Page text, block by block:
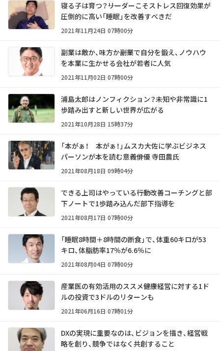
寝る子は育つ？――リーダーこそストレス回復効果が
圧倒的に高い「睡眠」を改善すべきだ
2021年11月24日 07時00分
副業は敵か、味方か――副業で自分を鍛え、ノウハウ
を本業に生かせる会社が若者に人気
2021年11月02日 07時00分
浦島太郎はノンフィクション？――未知や非常識に1
歩踏み出すと新しい世界が広がる
2021年10月28日 15時37分
「本がぁ！ 本がぁ！」ムスカ大佐に学ぶビジネス
パーソンが本を読む意義――俳優 寺田農氏
2021年08月18日 09時04分
できる上司はやっている――行動改善コーチングと部
下ノートで1歩踏み込んだ部下指導を
2021年08月17日 07時00分
「睡眠8時間＋8時間の断食」で、体重60キロが53
キロ、体脂肪率17％が6.6％に
2021年08月04日 07時00分
産業医の有効活用のススメ――健康経営に対する1ド
ルの投資で3ドルのリターンも
2021年06月16日 07時01分
DXの実現に重要なのは、ビジョンを描き、経営戦
略を創り、競争ではなく共創すること